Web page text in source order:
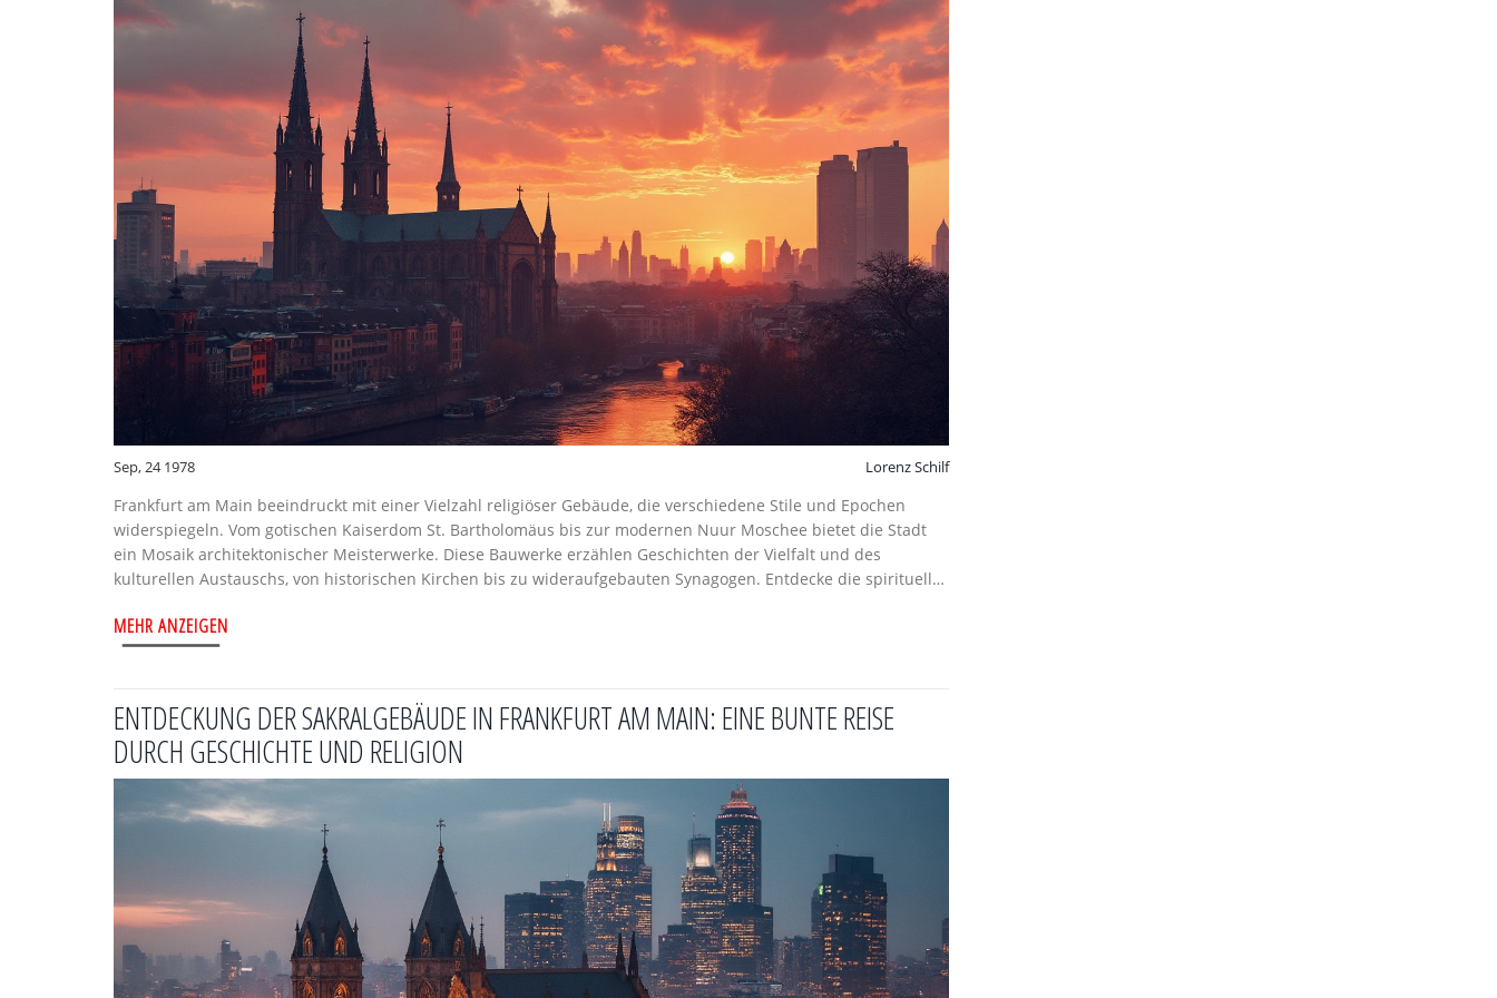
Sep, 24 1978 Lorenz Schilf
Frankfurt am Main beeindruckt mit einer Vielzahl religiöser Gebäude, die verschiedene Stile und Epochen
widerspiegeln. Vom gotischen Kaiserdom St. Bartholomäus bis zur modernen Nuur Moschee bietet die Stadt
ein Mosaik architektonischer Meisterwerke. Diese Bauwerke erzählen Geschichten der Vielfalt und des
kulturellen Austauschs, von historischen Kirchen bis zu wideraufgebauten Synagogen. Entdecke die spirituelle
MEHR ANZEIGEN
ENTDECKUNG DER SAKRALGEBÄUDE IN FRANKFURT AM MAIN: EINE BUNTE REISE
DURCH GESCHICHTE UND RELIGION